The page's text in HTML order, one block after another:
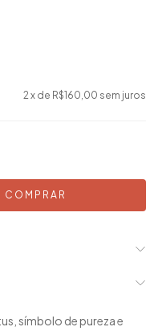
2x de R$160,00 sem juros
símbolo de pureza e